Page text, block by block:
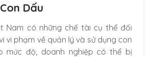
Dấu
Nam có những chế tài cụ thể đối
vi phạm về quản lý và sử dụng con
mức độ, doanh nghiệp có thể bị